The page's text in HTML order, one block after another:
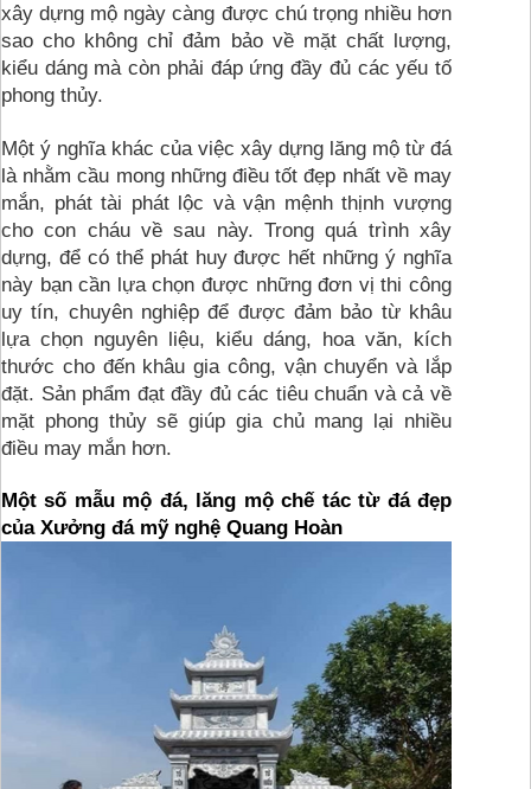
xây dựng mộ ngày càng được chú trọng nhiều hơn
sao cho không chỉ đảm bảo về mặt chất lượng,
kiểu dáng mà còn phải đáp ứng đầy đủ các yếu tố
phong thủy.
Một ý nghĩa khác của việc xây dựng lăng mộ từ đá
là nhằm cầu mong những điều tốt đẹp nhất về may
mắn, phát tài phát lộc và vận mệnh thịnh vượng
cho con cháu về sau này. Trong quá trình xây
dựng, để có thể phát huy được hết những ý nghĩa
này bạn cần lựa chọn được những đơn vị thi công
uy tín, chuyên nghiệp để được đảm bảo từ khâu
lựa chọn nguyên liệu, kiểu dáng, hoa văn, kích
thước cho đến khâu gia công, vận chuyển và lắp
đặt. Sản phẩm đạt đầy đủ các tiêu chuẩn và cả về
mặt phong thủy sẽ giúp gia chủ mang lại nhiều
điều may mắn hơn.
Một số mẫu mộ đá, lăng mộ chế tác từ đá đẹp
của Xưởng đá mỹ nghệ Quang Hoàn